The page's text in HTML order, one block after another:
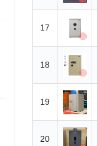
17
18
19
20